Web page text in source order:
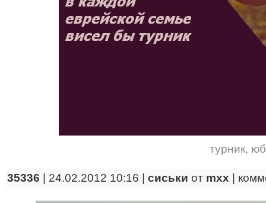
турник,
35336 | 24.02.2012 10:16 | сиськи от mxx